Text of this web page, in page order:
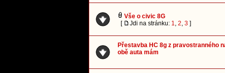
Vše o civic 8G
[
Jdi na stránku: 1, 2, 3 ]
Přestavba HC 8g z pravostranného
obě auta mám